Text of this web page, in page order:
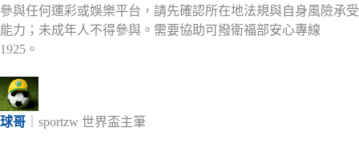
參與任何運彩或娛樂平台，請先確認所在地法規與自身風險承受
能力；未成年人不得參與。需要協助可撥衛福部安心專線
1925。
球哥 ｜sportzw 世界盃主筆